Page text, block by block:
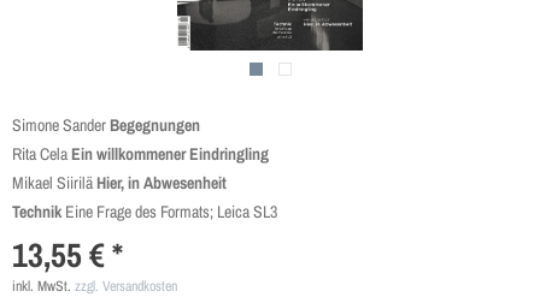
Simone Sander Begegnungen
Rita Cela Ein willkommener Eindringling
Mikael Siirilä Hier, in Abwesenheit
Technik Eine Frage des Formats; Leica SL3
13,55 € *
inkl. MwSt. zzgl. Versandkosten